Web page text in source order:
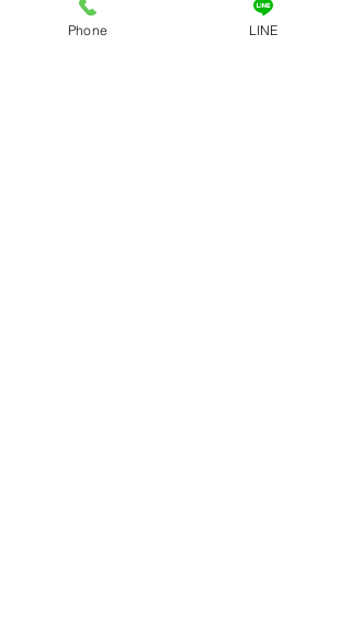
終了間際に店舗の方にお越し頂き、エ
アコンクリーニング後の汚水や作業写
Phone LINE